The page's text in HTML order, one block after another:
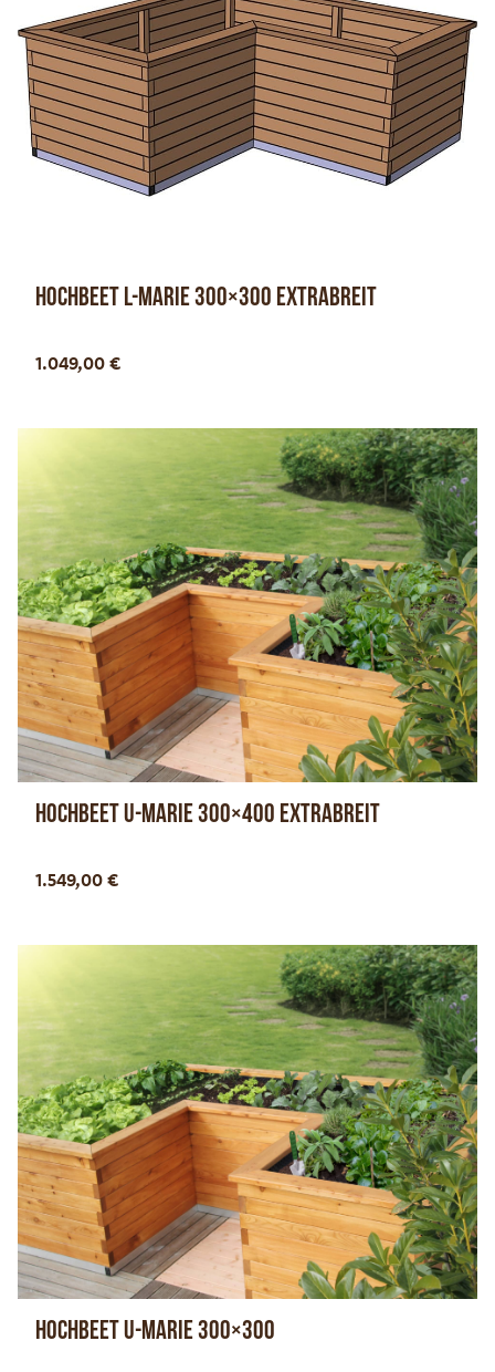
Hochbeet L-Marie 300×300 extrabreit
1.049,00 €
Hochbeet U-Marie 300×400 extrabreit
1.549,00 €
Hochbeet U-Marie 300×300